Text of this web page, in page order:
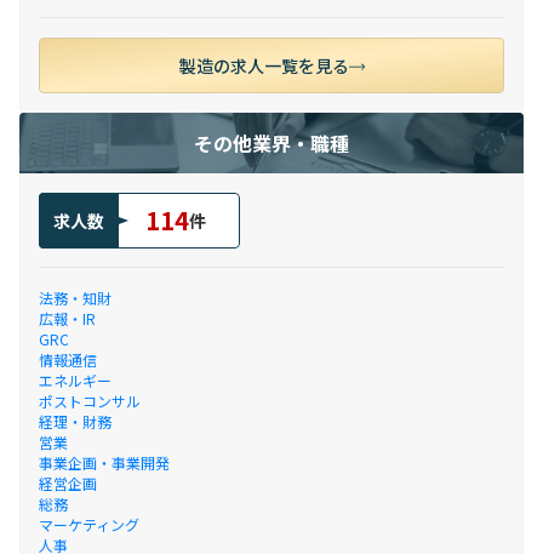
製造の求人一覧を見る
その他業界・職種
求人数 114件
法務・知財
広報・IR
GRC
情報通信
エネルギー
ポストコンサル
経理・財務
営業
事業企画・事業開発
経営企画
総務
マーケティング
人事